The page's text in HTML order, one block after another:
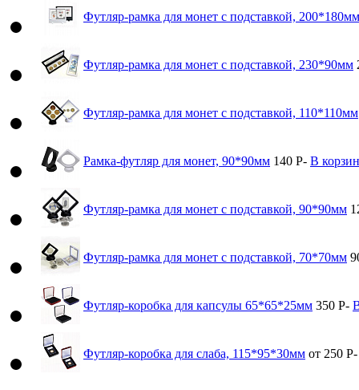
Футляр-рамка для монет с подставкой, 200*180мм
Футляр-рамка для монет с подставкой, 230*90мм
Футляр-рамка для монет с подставкой, 110*110мм
Рамка-футляр для монет, 90*90мм 140 Р- В
Футляр-рамка для монет с подставкой, 90*90мм
Футляр-рамка для монет с подставкой, 70*70мм
Футляр-коробка для капсулы 65*65*25мм 350 Р-
Футляр-коробка для слаба, 115*95*30мм от 250 Р-